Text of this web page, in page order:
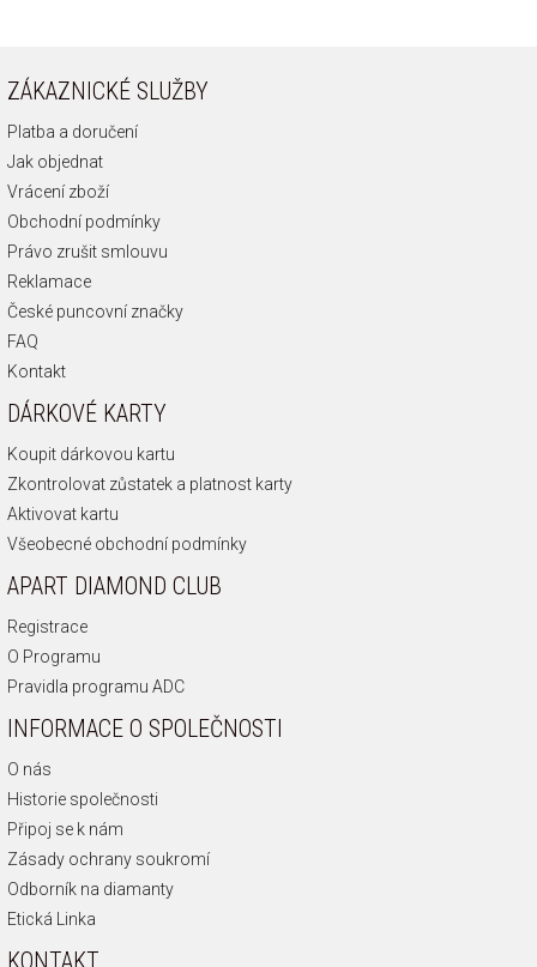
ZÁKAZNICKÉ SLUŽBY
Platba a doručení
Jak objednat
Vrácení zboží
Obchodní podmínky
Právo zrušit smlouvu
Reklamace
České puncovní značky
FAQ
Kontakt
DÁRKOVÉ KARTY
Koupit dárkovou kartu
Zkontrolovat zůstatek a platnost karty
Aktivovat kartu
Všeobecné obchodní podmínky
APART DIAMOND CLUB
Registrace
O Programu
Pravidla programu ADC
INFORMACE O SPOLEČNOSTI
O nás
Historie společnosti
Připoj se k nám
Zásady ochrany soukromí
Odborník na diamanty
Etická Linka
KONTAKT